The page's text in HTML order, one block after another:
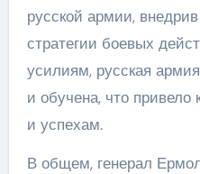
русской армии,
стратегии боевых
усилиям, русская
и обучена, что
и успехам.
В общем, генерал